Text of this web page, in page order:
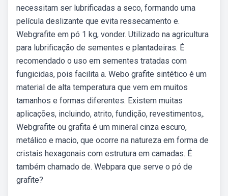
necessitam ser lubrificadas a seco, formando uma
película deslizante que evita ressecamento e.
Webgrafite em pó 1 kg, vonder. Utilizado na agricultura
para lubrificação de sementes e plantadeiras. É
recomendado o uso em sementes tratadas com
fungicidas, pois facilita a. Webo grafite sintético é um
material de alta temperatura que vem em muitos
tamanhos e formas diferentes. Existem muitas
aplicações, incluindo, atrito, fundição, revestimentos,.
Webgrafite ou grafita é um mineral cinza escuro,
metálico e macio, que ocorre na natureza em forma de
cristais hexagonais com estrutura em camadas. É
também chamado de. Webpara que serve o pó de
grafite?